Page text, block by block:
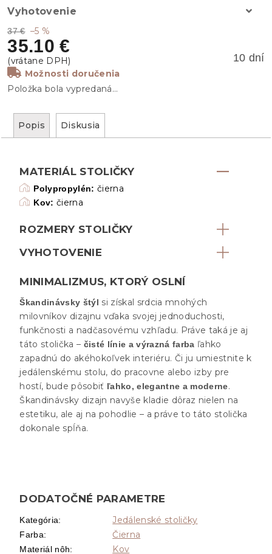
37 € –5 %
35.10 €
10 dní
Možnosti doručenia
Položka bola vypredaná…
Vyhotovenie
Popis Diskusia
MATERIÁL STOLIČKY
Polypropylén: čierna
Kov: čierna
ROZMERY STOLIČKY
VYHOTOVENIE
MINIMALIZMUS, KTORÝ OSLNÍ
Škandinávsky štýl si získal srdcia mnohých
milovníkov dizajnu vďaka svojej jednoduchosti,
funkčnosti a nadčasovému vzhľadu. Práve taká je aj
táto stolička – čisté línie a výrazná farba ľahko
zapadnú do akéhokoľvek interiéru. Či ju umiestnite k
jedálenskému stolu, do pracovne alebo izby pre
hostí, bude pôsobiť ľahko, elegantne a moderne.
Škandinávsky dizajn navyše kladie dôraz nielen na
estetiku, ale aj na pohodlie – a práve to táto stolička
dokonale spĺňa.
DODATOČNÉ PARAMETRE
Kategória: Jedálenské stoličky
Farba: Čierna
Materiál nôh: Kov